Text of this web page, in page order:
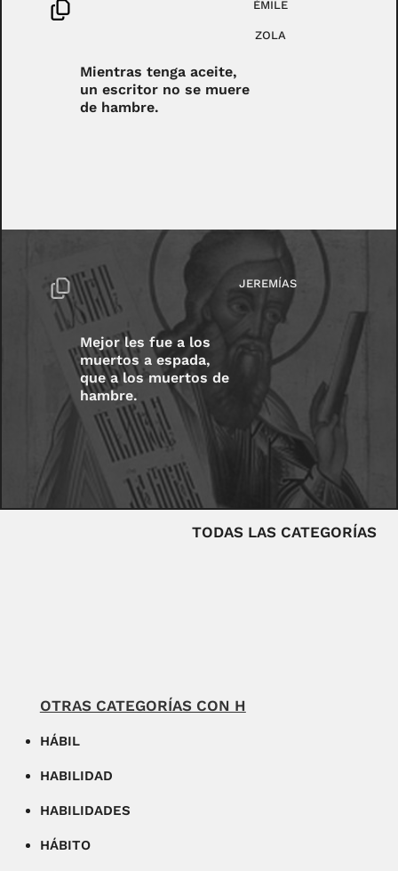
Mientras tenga aceite,
un escritor no se muere
de hambre.
ÉMILE
ZOLA
Mejor les fue a los
muertos a espada,
que a los muertos de
hambre.
JEREMÍAS
TODAS LAS CATEGORÍAS
OTRAS CATEGORÍAS CON H
HÁBIL
HABILIDAD
HABILIDADES
HÁBITO